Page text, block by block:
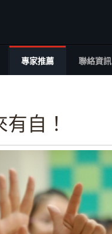
專家推薦 聯絡資訊
自！